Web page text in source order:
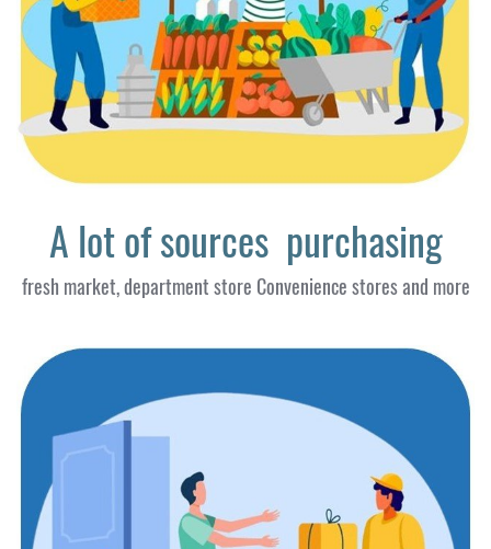
A lot of sources purchasing
fresh market, department store Convenience stores and more